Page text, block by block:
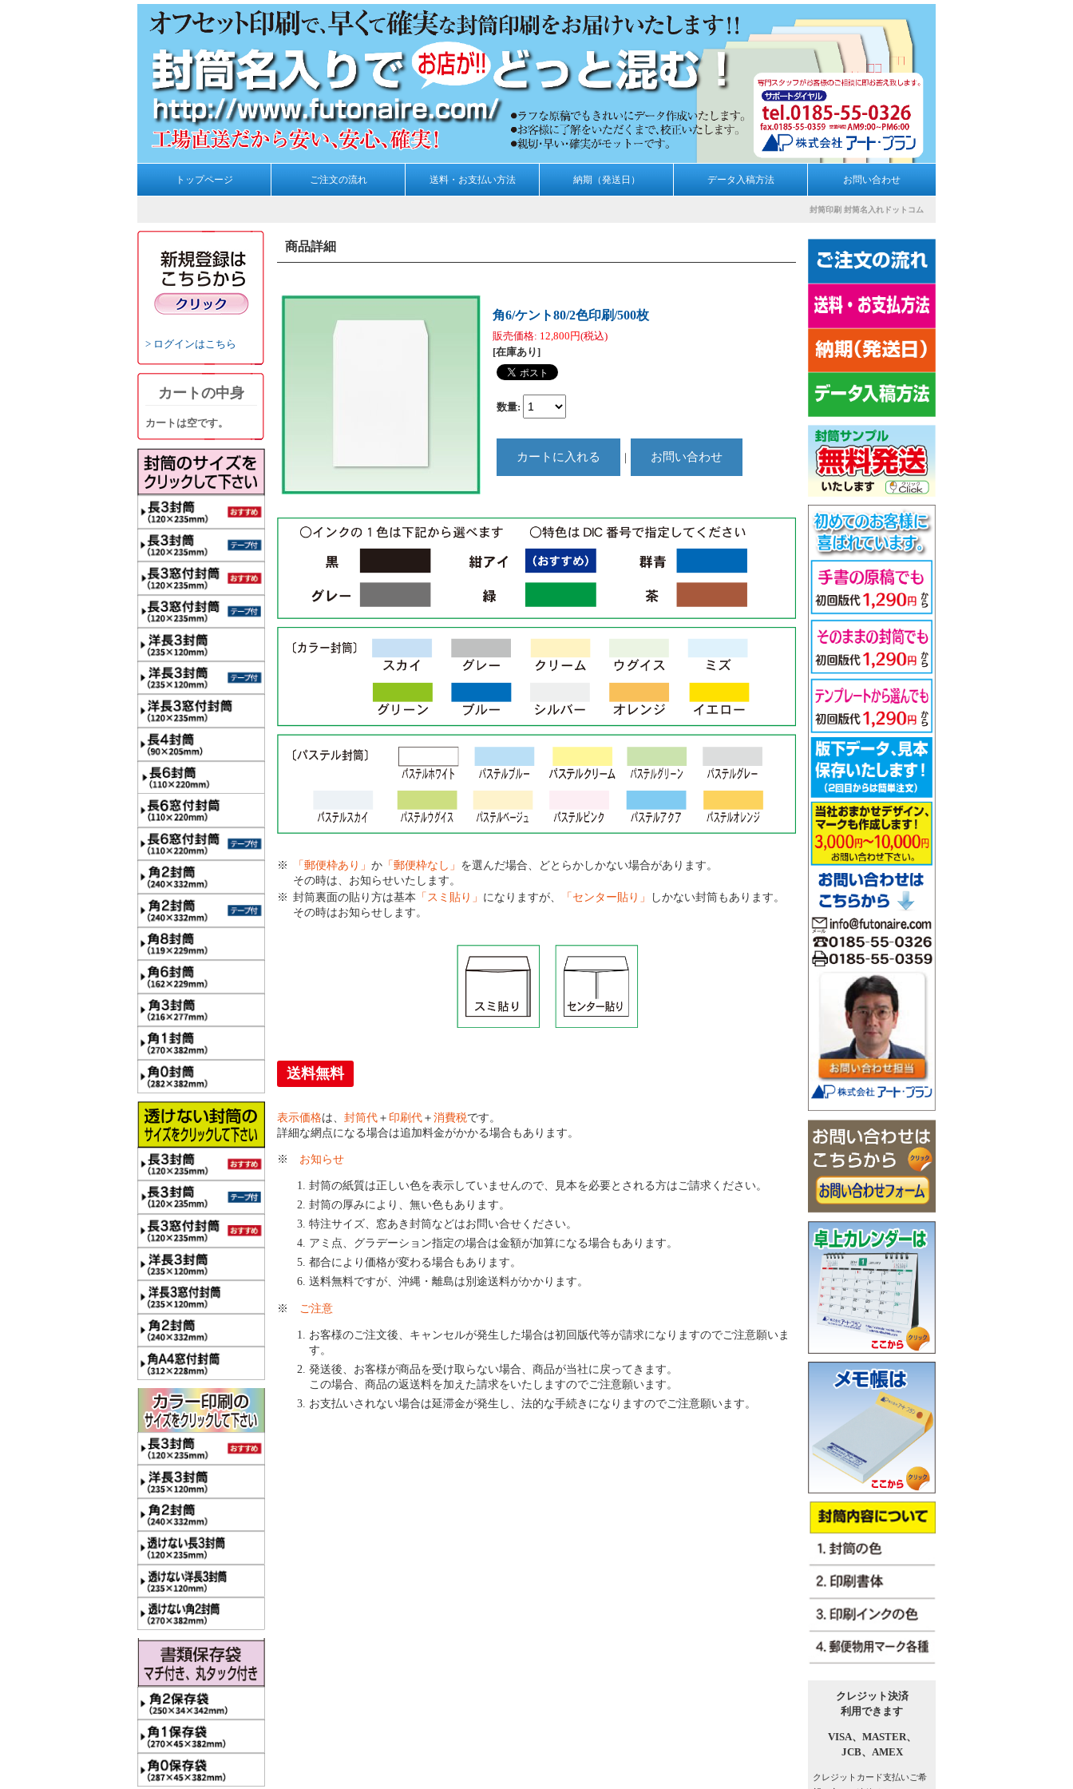
トップページ ご注文の流れ 送料・お支払い方法 納期（発送日） データ入稿方法 お問い合わせ
封筒印刷 封筒名入れドットコム
ログインはこちら
カートの中身
カートは空です。
商品詳細
角6/ケント80/2色印刷/500枚
販売価格: 12,800円(税込)
[在庫あり]
数量:
｜
「郵便枠あり」 か 「郵便枠なし」 を選んだ場合、どとらかしかない場合があります。
その時は、お知らせいたします。
封筒裏面の貼り方は基本 「スミ貼り」 になりますが、 「センター貼り」
しかない封筒もあります。
その時はお知らせします。
送料無料
表示価格は、 封筒代 ＋ 印刷代 ＋ 消費税です。
詳細な網点になる場合は追加料金がかかる場合もあります。
※ お知らせ
封筒の紙質は正しい色を表示していませんので、見本を必要とされる方はご請求ください。
封筒の厚みにより、無い色もあります。
特注サイズ、窓あき封筒などはお問い合せください。
アミ点、グラデーション指定の場合は金額が加算になる場合もあります。
都合により価格が変わる場合もあります。
送料無料ですが、沖縄・離島は別途送料がかかります。
※ ご注意
お客様のご注文後、キャンセルが発生した場合は初回版代等が請求になりますのでご注意願いま
す。
発送後、お客様が商品を受け取らない場合、商品が当社に戻ってきます。
この場合、商品の返送料を加えた請求をいたしますのでご注意願います。
お支払いされない場合は延滞金が発生し、法的な手続きになりますのでご注意願います。
クレジット決済
利用できます
VISA、 MASTER、
JCB、 AMEX
クレジットカード支払いご希